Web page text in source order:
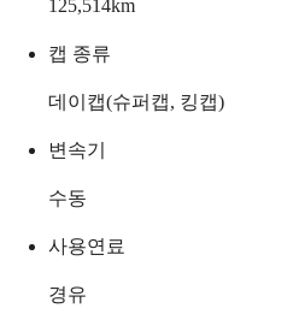
125,514km
캡 종류
데이캡(슈퍼캡, 킹캡)
변속기
수동
사용연료
경유